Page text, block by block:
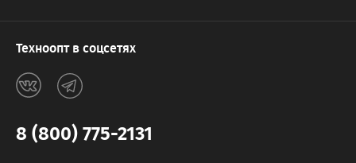
Техноопт в соцсетях
8 (800) 775-2131